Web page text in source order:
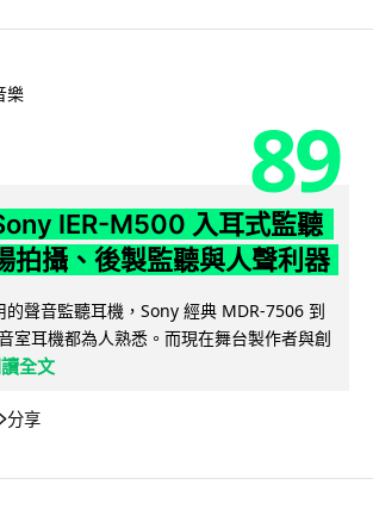
樂
89
IER-M500 入耳式監聽
拍攝、後製監聽與人聲利器
的聲音監聽耳機，Sony 經典 MDR-7506 到
室耳機都為人熟悉。而現在舞台製作者與創
全文
分享